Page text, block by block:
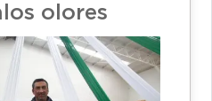
olores